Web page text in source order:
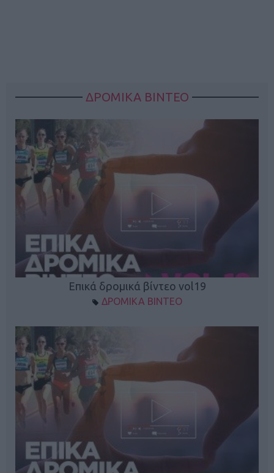
ΔΡΟΜΙΚΑ ΒΙΝΤΕΟ
Επικά δρομικά βίντεο vol19
ΔΡΟΜΙΚΑ ΒΙΝΤΕΟ